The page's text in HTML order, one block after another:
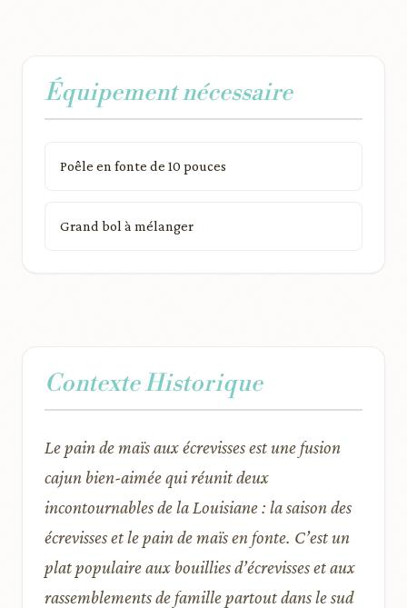
Équipement nécessaire
Poêle en fonte de 10 pouces
Grand bol à mélanger
Contexte Historique
Le pain de maïs aux écrevisses est une fusion
cajun bien-aimée qui réunit deux
incontournables de la Louisiane : la saison des
écrevisses et le pain de maïs en fonte. C’est un
plat populaire aux bouillies d’écrevisses et aux
rassemblements de famille partout dans le sud